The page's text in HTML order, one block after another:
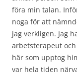
föra min talan.
noga för att
jag verkligen. Jag
arbetsterapeut
här som upptog
var hela tiden